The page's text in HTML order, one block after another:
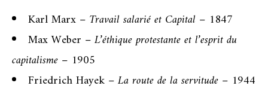
Karl Marx – Travail salarié et Capital – 1847
Max Weber –L’éthique protestante et l’esprit du
capitalisme – 1905
Friedrich Hayek –La route de la servitude – 1944